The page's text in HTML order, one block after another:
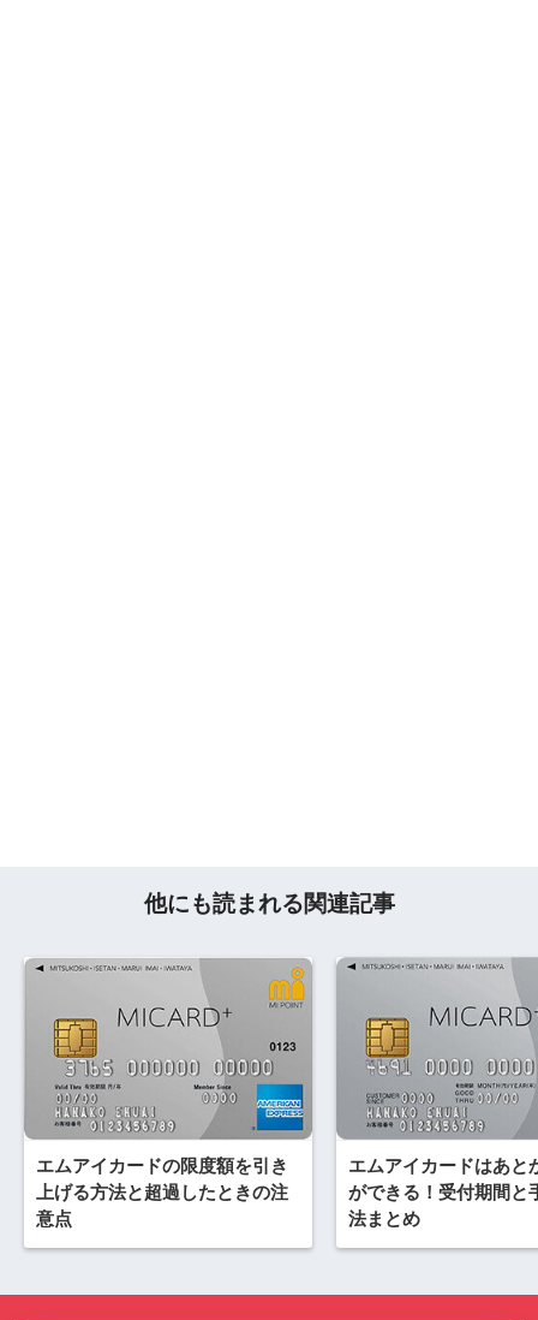
他にも読まれる関連記事
エムアイカードの限度額を引き
上げる方法と超過したときの注
意点
エムアイカードはあと
ができる！受付期間と
法まとめ